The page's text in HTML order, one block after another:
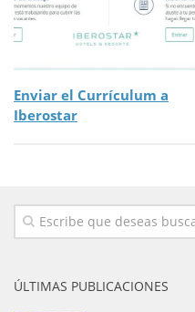
Enviar el Currículum a
Iberostar
ÚLTIMAS PUBLICACIONES